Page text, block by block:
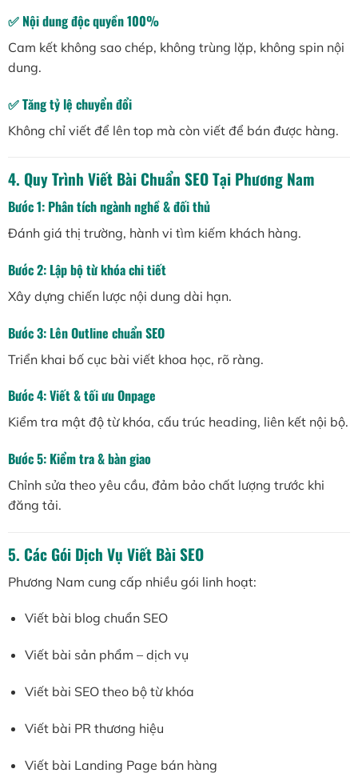
✅ Nội dung độc quyền 100%
Cam kết không sao chép, không trùng lặp, không spin nội
dung.
✅ Tăng tỷ lệ chuyển đổi
Không chỉ viết để lên top mà còn viết để bán được hàng.
4. Quy Trình Viết Bài Chuẩn SEO Tại Phương Nam
Bước 1: Phân tích ngành nghề & đối thủ
Đánh giá thị trường, hành vi tìm kiếm khách hàng.
Bước 2: Lập bộ từ khóa chi tiết
Xây dựng chiến lược nội dung dài hạn.
Bước 3: Lên Outline chuẩn SEO
Triển khai bố cục bài viết khoa học, rõ ràng.
Bước 4: Viết & tối ưu Onpage
Kiểm tra mật độ từ khóa, cấu trúc heading, liên kết nội bộ.
Bước 5: Kiểm tra & bàn giao
Chỉnh sửa theo yêu cầu, đảm bảo chất lượng trước khi
đăng tải.
5. Các Gói Dịch Vụ Viết Bài SEO
Phương Nam cung cấp nhiều gói linh hoạt:
Viết bài blog chuẩn SEO
Viết bài sản phẩm – dịch vụ
Viết bài SEO theo bộ từ khóa
Viết bài PR thương hiệu
Viết bài Landing Page bán hàng